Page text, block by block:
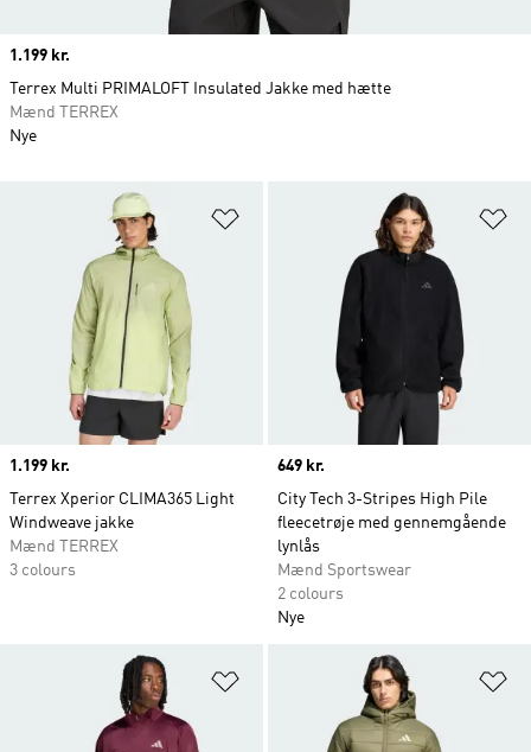
Price
1.199 kr.
Terrex Xperior CLIMA365 Light
Windweave jakke
Mænd TERREX
3 colours
Price
649 kr.
City Tech 3-Stripes High Pile
fleecetrøje med gennemgående
lynlås
Mænd Sportswear
2 colours
Nye
Føj til ønskeliste
Price
1.199 kr.
Terrex Multi PRIMALOFT Insulated Jakke med hætte
Mænd TERREX
Nye